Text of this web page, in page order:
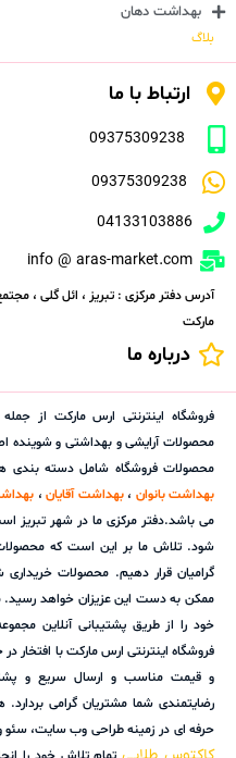
بهداشت دهان
بلاگ
ارتباط با ما
09375309238
09375309238
04133103886
info @ aras-market.com
آدرس دفتر مرکزی : تبریز ، ائل گلی ،
مارکت
درباره ما
فروشگاه اینترنتی ارس مارکت از
محصولات آرایشی و بهداشتی و شوینده
محصولات فروشگاه شامل دسته بندی
بهداشت بانوان ،بهداشت آقایان،
می باشد.دفتر مرکزی ما در شهر تبریز
شود. تلاش ما بر این است که
گرامیان قرار دهیم. محصولات
ممکن به دست این عزیزان خواهد رسید.
فروشگاه اینترنتی ارس مارکت با افتخار
و قیمت مناسب و ارسال سریع و
رضایتمندی شما مشتریان گرامی
حرفه ای در زمینه طراحی وب سایت، سئو و